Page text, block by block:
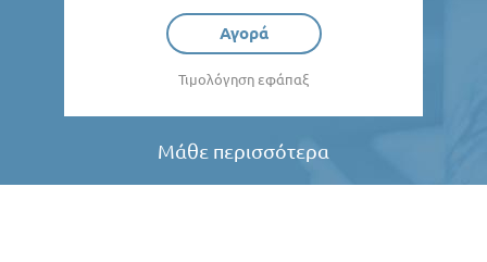
Αγορά
Τιμολόγηση εφάπαξ
Μάθε περισσότερα